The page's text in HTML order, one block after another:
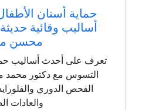
حماية أسنان
أساليب وقائية
محسن
تعرف على أحدث أساليب
التسوس مع دكتور محمد
الفحص الدوري
والعادات